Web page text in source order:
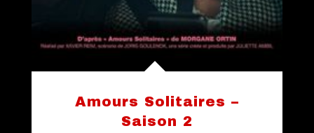
Amours Solitaires –
Saison 2